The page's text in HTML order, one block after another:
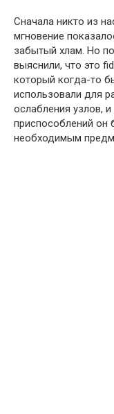
Сначала никто из
мгновение
забытый хлам. Но
выяснили, что это
который когда-то
использовали для
ослабления узлов,
приспособлений он
необходимым